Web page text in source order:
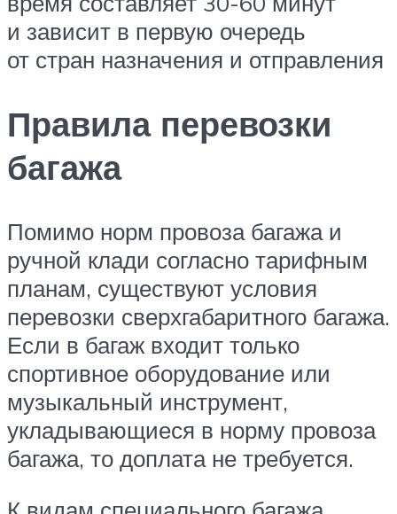
и зависит в первую очередь
от стран назначения и отправления
Правила перевозки
багажа
Помимо норм провоза багажа и
ручной клади согласно тарифным
планам, существуют условия
перевозки сверхгабаритного багажа.
Если в багаж входит только
спортивное оборудование или
музыкальный инструмент,
укладывающиеся в норму провоза
багажа, то доплата не требуется.